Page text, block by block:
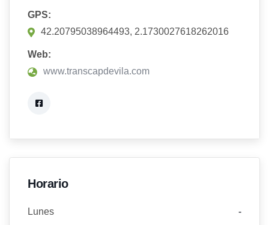
GPS:
42.20795038964493, 2.1730027618262016
Web:
www.transcapdevila.com
Horario
Lunes -